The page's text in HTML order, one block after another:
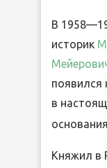
В
историк
появился
в
Княжил в